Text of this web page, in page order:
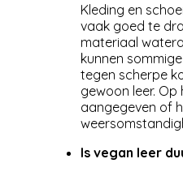
Kleding en
vaak goed te
materiaal
kunnen
tegen scherpe
gewoon leer.
aangegeven of
Is vegan leer